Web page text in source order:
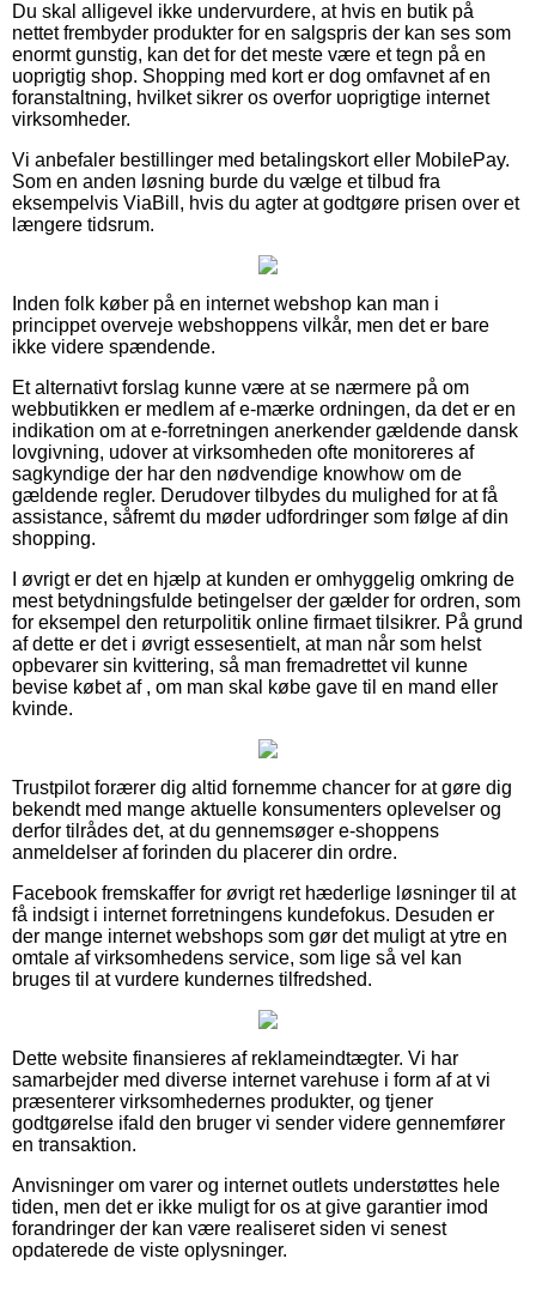
Du skal alligevel ikke undervurdere, at hvis en butik på
nettet frembyder produkter for en salgspris der kan ses som
enormt gunstig, kan det for det meste være et tegn på en
uoprigtig shop. Shopping med kort er dog omfavnet af en
foranstaltning, hvilket sikrer os overfor uoprigtige internet
virksomheder.
Vi anbefaler bestillinger med betalingskort eller MobilePay.
Som en anden løsning burde du vælge et tilbud fra
eksempelvis ViaBill, hvis du agter at godtgøre prisen over et
længere tidsrum.
Inden folk køber på en internet webshop kan man i
princippet overveje webshoppens vilkår, men det er bare
ikke videre spændende.
Et alternativt forslag kunne være at se nærmere på om
webbutikken er medlem af e-mærke ordningen, da det er en
indikation om at e-forretningen anerkender gældende dansk
lovgivning, udover at virksomheden ofte monitoreres af
sagkyndige der har den nødvendige knowhow om de
gældende regler. Derudover tilbydes du mulighed for at få
assistance, såfremt du møder udfordringer som følge af din
shopping.
I øvrigt er det en hjælp at kunden er omhyggelig omkring de
mest betydningsfulde betingelser der gælder for ordren, som
for eksempel den returpolitik online firmaet tilsikrer. På grund
af dette er det i øvrigt essesentielt, at man når som helst
opbevarer sin kvittering, så man fremadrettet vil kunne
bevise købet af , om man skal købe gave til en mand eller
kvinde.
Trustpilot forærer dig altid fornemme chancer for at gøre dig
bekendt med mange aktuelle konsumenters oplevelser og
derfor tilrådes det, at du gennemsøger e-shoppens
anmeldelser af forinden du placerer din ordre.
Facebook fremskaffer for øvrigt ret hæderlige løsninger til at
få indsigt i internet forretningens kundefokus. Desuden er
der mange internet webshops som gør det muligt at ytre en
omtale af virksomhedens service, som lige så vel kan
bruges til at vurdere kundernes tilfredshed.
Dette website finansieres af reklameindtægter. Vi har
samarbejder med diverse internet varehuse i form af at vi
præsenterer virksomhedernes produkter, og tjener
godtgørelse ifald den bruger vi sender videre gennemfører
en transaktion.
Anvisninger om varer og internet outlets understøttes hele
tiden, men det er ikke muligt for os at give garantier imod
forandringer der kan være realiseret siden vi senest
opdaterede de viste oplysninger.